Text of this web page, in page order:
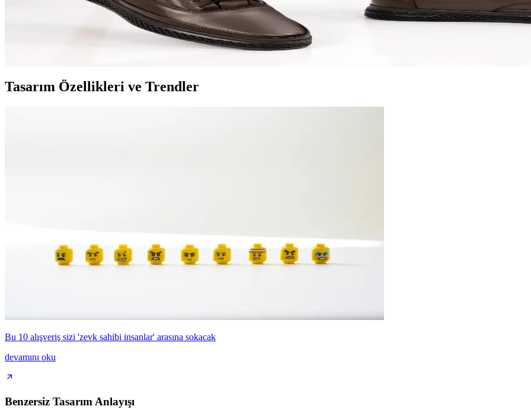
Skechers Arch Fit erkek lacivert ayakkabılar, şıklık ve konforu bir araya getirerek günlük ve özel kullanımlar için ideal, modern tasarım ve
Geniş Taraklı Erkek Ayakkabıları Moda ve Konforun Buluşması
Geniş taraklı erkek ayakkabıları, şıklık ve rahatlığı bir arada sunarak moda dünyasında öne çıkıyor. Farklı modeller ve renk seçenekleriyle
Tasarım Özellikleri ve Trendler
Bu 10 alışveriş sizi 'zevk sahibi insanlar' arasına sokacak
devamını oku
Benzersiz Tasarım Anlayışı